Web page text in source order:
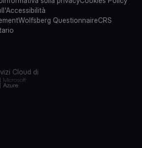
Wolfsberg QuestionnaireCRS
Cloud di